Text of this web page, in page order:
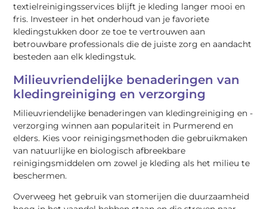
textielreinigingsservices blijft je kleding langer mooi en
fris. Investeer in het onderhoud van je favoriete
kledingstukken door ze toe te vertrouwen aan
betrouwbare professionals die de juiste zorg en aandacht
besteden aan elk kledingstuk.
Milieuvriendelijke benaderingen van
kledingreiniging en verzorging
Milieuvriendelijke benaderingen van kledingreiniging en -
verzorging winnen aan populariteit in Purmerend en
elders. Kies voor reinigingsmethoden die gebruikmaken
van natuurlijke en biologisch afbreekbare
reinigingsmiddelen om zowel je kleding als het milieu te
beschermen.
Overweeg het gebruik van stomerijen die duurzaamheid